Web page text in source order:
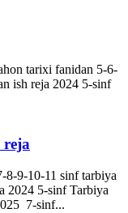
tarixi fanidan 5-6-
ish reja 2024 5-sinf
reja
8-9-10-11 sinf tarbiya
2024 5-sinf Tarbiya
7-sinf...